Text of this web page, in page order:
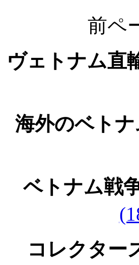
前ペ
ヴェトナム直
海外のベト
ベトナム戦
コレクター